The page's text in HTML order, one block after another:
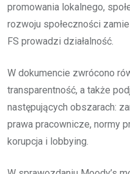
promowania lokalnego,
rozwoju społeczności
FS prowadzi działalność.
W dokumencie zwrócono
transparentność, a także
następujących obszarach:
prawa pracownicze, normy
korupcja i lobbying.